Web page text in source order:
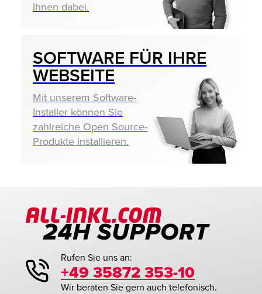
Ihnen dabei.
SOFTWARE FÜR IHRE
WEBSEITE
Mit unserem Software-
Installer können Sie
zahlreiche Open Source-
Produkte installieren.
Rufen Sie uns an:
+49 35872 353-10
Wir beraten Sie gern auch telefonisch.